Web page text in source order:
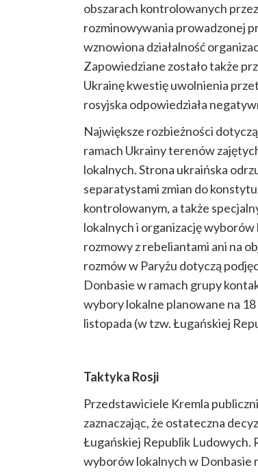
obszarach kontrolowanych
rozminowywania prowadzonej
wznowiona działalność
Zapowiedziane zostało także
Ukrainę kwestię uwolnienia
rosyjska odpowiedziała
Największe rozbieżności
ramach Ukrainy terenów
lokalnych. Strona ukraińska
separatystami zmian do
kontrolowanym, a także
lokalnych i organizację wyborów
rozmowy z rebeliantami ani na
rozmów w Paryżu dotyczą
Donbasie w ramach grupy
wybory lokalne planowane na
listopada (w tzw. Ługańskiej
Taktyka Rosji
Przedstawiciele Kremla
zaznaczając, że ostateczna
Ługańskiej Republik Ludowych.
wyborów lokalnych w Donbasie